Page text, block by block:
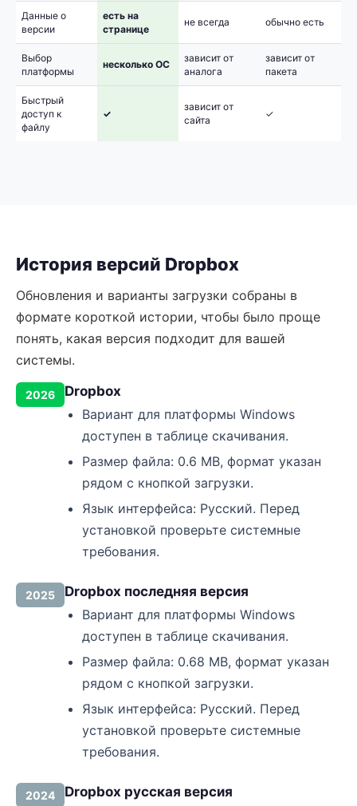
Данные о
версии
есть на
странице
не всегда обычно есть
Выбор
платформы
несколько ОС
зависит от
аналога
зависит от
пакета
Быстрый
доступ к
файлу
✓
зависит от
сайта
✓
История версий Dropbox
Обновления и варианты загрузки собраны в
формате короткой истории, чтобы было проще
понять, какая версия подходит для вашей
системы.
2026
Dropbox
Вариант для платформы Windows
доступен в таблице скачивания.
Размер файла: 0.6 MB, формат указан
рядом с кнопкой загрузки.
Язык интерфейса: Русский. Перед
установкой проверьте системные
требования.
2025
Dropbox последняя версия
Вариант для платформы Windows
доступен в таблице скачивания.
Размер файла: 0.68 MB, формат указан
рядом с кнопкой загрузки.
Язык интерфейса: Русский. Перед
установкой проверьте системные
требования.
2024
Dropbox русская версия